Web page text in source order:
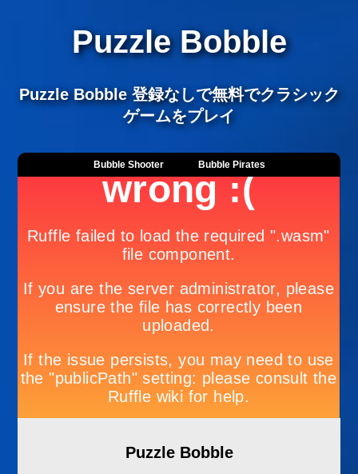
Puzzle Bobble
Puzzle Bobble 登録なしで無料でクラシック
ゲームをプレイ
Bubble Shooter Bubble Pirates
Number Lines NEW Puzzle Bobble
Puzzle Bobble